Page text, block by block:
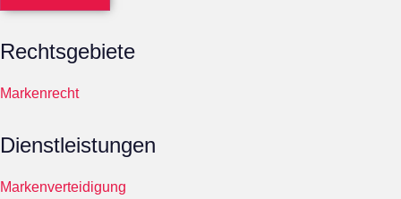
Rechtsgebiete
Markenrecht
Dienstleistungen
Markenverteidigung